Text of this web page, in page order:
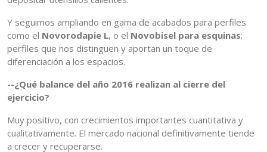
Y seguimos ampliando en gama de acabados para perfiles
como el Novorodapie L, o el Novobisel para esquinas;
perfiles que nos distinguen y aportan un toque de
diferenciación a los espacios.
--¿Qué balance del año 2016 realizan al cierre del
ejercicio?
Muy positivo, con crecimientos importantes cuantitativa y
cualitativamente. El mercado nacional definitivamente tiende
a crecer y recuperarse.